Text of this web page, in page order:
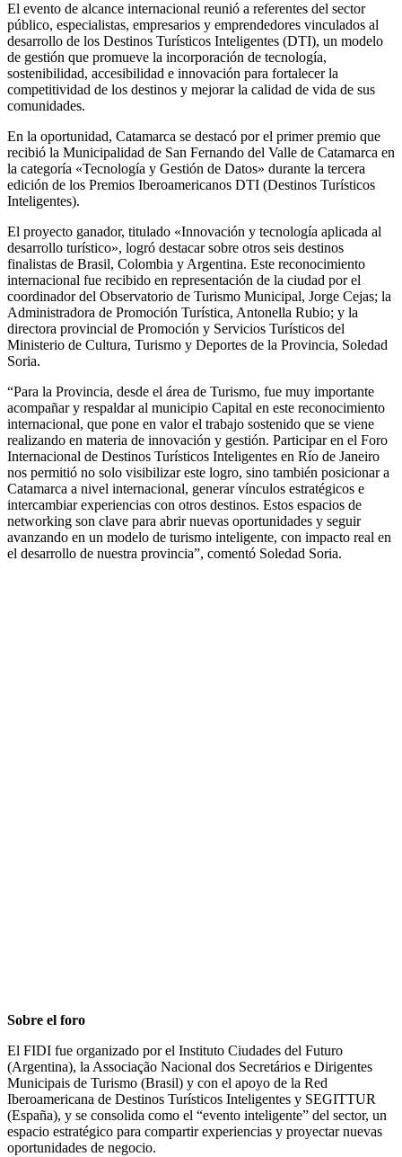
El evento de alcance internacional reunió a referentes del sector
público, especialistas, empresarios y emprendedores vinculados al
desarrollo de los Destinos Turísticos Inteligentes (DTI), un modelo
de gestión que promueve la incorporación de tecnología,
sostenibilidad, accesibilidad e innovación para fortalecer la
competitividad de los destinos y mejorar la calidad de vida de sus
comunidades.
En la oportunidad, Catamarca se destacó por el primer premio que
recibió la Municipalidad de San Fernando del Valle de Catamarca en
la categoría «Tecnología y Gestión de Datos» durante la tercera
edición de los Premios Iberoamericanos DTI (Destinos Turísticos
Inteligentes).
El proyecto ganador, titulado «Innovación y tecnología aplicada al
desarrollo turístico», logró destacar sobre otros seis destinos
finalistas de Brasil, Colombia y Argentina. Este reconocimiento
internacional fue recibido en representación de la ciudad por el
coordinador del Observatorio de Turismo Municipal, Jorge Cejas; la
Administradora de Promoción Turística, Antonella Rubio; y la
directora provincial de Promoción y Servicios Turísticos del
Ministerio de Cultura, Turismo y Deportes de la Provincia, Soledad
Soria.
“Para la Provincia, desde el área de Turismo, fue muy importante
acompañar y respaldar al municipio Capital en este reconocimiento
internacional, que pone en valor el trabajo sostenido que se viene
realizando en materia de innovación y gestión. Participar en el Foro
Internacional de Destinos Turísticos Inteligentes en Río de Janeiro
nos permitió no solo visibilizar este logro, sino también posicionar a
Catamarca a nivel internacional, generar vínculos estratégicos e
intercambiar experiencias con otros destinos. Estos espacios de
networking son clave para abrir nuevas oportunidades y seguir
avanzando en un modelo de turismo inteligente, con impacto real en
el desarrollo de nuestra provincia”, comentó Soledad Soria.
Sobre el foro
El FIDI fue organizado por el Instituto Ciudades del Futuro
(Argentina), la Associação Nacional dos Secretários e Dirigentes
Municipais de Turismo (Brasil) y con el apoyo de la Red
Iberoamericana de Destinos Turísticos Inteligentes y SEGITTUR
(España), y se consolida como el “evento inteligente” del sector, un
espacio estratégico para compartir experiencias y proyectar nuevas
oportunidades de negocio.